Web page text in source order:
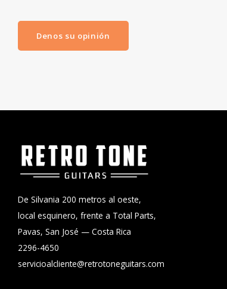
Denos su opinión
De Silvania 200 metros al oeste,
local esquinero, frente a Total Parts,
Pavas, San José — Costa Rica
2296-4650
servicioalcliente@retrotoneguitars.com